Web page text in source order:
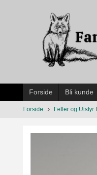
Forside Bli kunde
Forside Feller og Utstyr